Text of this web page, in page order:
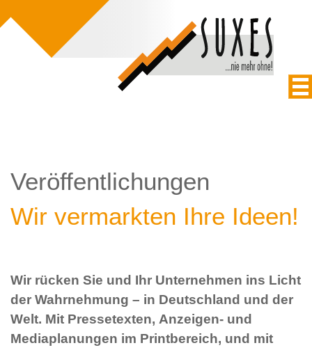
Veröffentlichungen
Wir vermarkten Ihre Ideen!
Wir rücken Sie und Ihr Unternehmen ins Licht
der Wahrnehmung – in Deutschland und der
Welt. Mit Pressetexten, Anzeigen- und
Mediaplanungen im Printbereich, und mit